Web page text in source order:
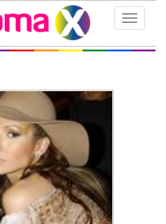
Toggle